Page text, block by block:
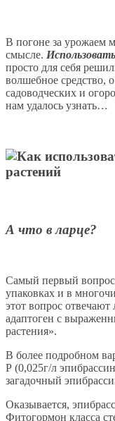
В погоне за урожаем
смысле.
просто для себя
волшебное средство,
садоводческих и
нам удалось узнать…
А что в ларце?
Самый первый
упаковках и в
этот вопрос
адаптоген с
растения».
В более подробном
Р (0,025г/л
загадочный
Оказывается,
Фитогормон класса